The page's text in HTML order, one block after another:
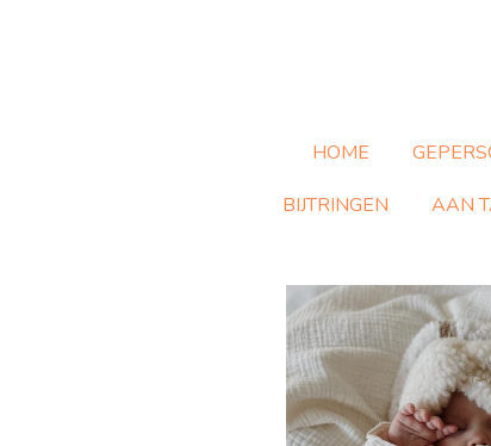
HOME
BIJTRINGEN
AAN